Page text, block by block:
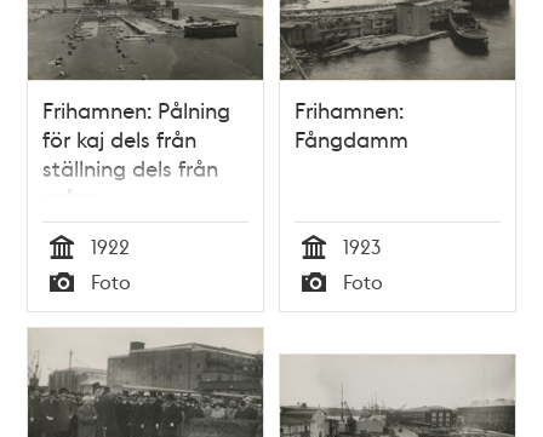
Frihamnen: Pålning
för kaj dels från
ställning dels från
pråm
Tid
1922
Typ
Foto
Frihamnen:
Fångdamm
Tid
1923
Typ
Foto